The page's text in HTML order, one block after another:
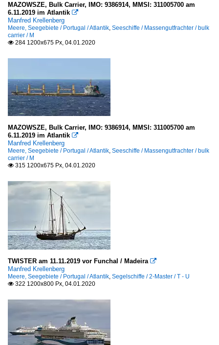
MAZOWSZE, Bulk Carrier, IMO: 9386914, MMSI: 311005700 am
6.11.2019 im Atlantik 
Manfred Krellenberg
Meere, Seegebiete / Portugal / Atlantik, Seeschiffe / Massengutfrachter / bulk
carrier / M
 284 1200x675 Px, 04.01.2020
MAZOWSZE, Bulk Carrier, IMO: 9386914, MMSI: 311005700 am
6.11.2019 im Atlantik 
Manfred Krellenberg
Meere, Seegebiete / Portugal / Atlantik, Seeschiffe / Massengutfrachter / bulk
carrier / M
 315 1200x675 Px, 04.01.2020
TWISTER am 11.11.2019 vor Funchal / Madeira 
Manfred Krellenberg
Meere, Seegebiete / Portugal / Atlantik, Segelschiffe / 2-Master / T - U
 322 1200x800 Px, 04.01.2020